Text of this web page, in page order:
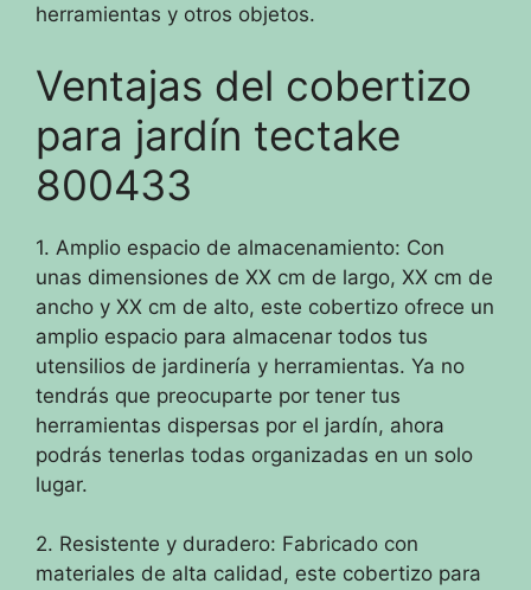
herramientas y otros objetos.
Ventajas del cobertizo
para jardín tectake
800433
1. Amplio espacio de almacenamiento: Con
unas dimensiones de XX cm de largo, XX cm de
ancho y XX cm de alto, este cobertizo ofrece un
amplio espacio para almacenar todos tus
utensilios de jardinería y herramientas. Ya no
tendrás que preocuparte por tener tus
herramientas dispersas por el jardín, ahora
podrás tenerlas todas organizadas en un solo
lugar.
2. Resistente y duradero: Fabricado con
materiales de alta calidad, este cobertizo para